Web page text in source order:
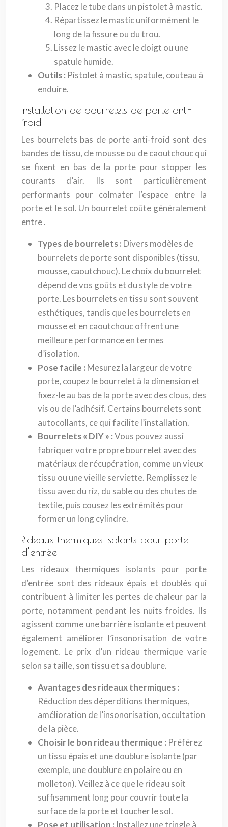
Placez le tube dans un pistolet à mastic.
Répartissez le mastic uniformément le
long de la fissure ou du trou.
Lissez le mastic avec le doigt ou une
spatule humide.
Outils : Pistolet à mastic, spatule, couteau à
enduire.
Installation de bourrelets de porte anti-
froid
Les bourrelets bas de porte anti-froid sont des
bandes de tissu, de mousse ou de caoutchouc qui
se fixent en bas de la porte pour stopper les
courants d’air. Ils sont particulièrement
performants pour colmater l’espace entre la
porte et le sol. Un bourrelet coûte généralement
entre .
Types de bourrelets : Divers modèles de
bourrelets de porte sont disponibles (tissu,
mousse, caoutchouc). Le choix du bourrelet
dépend de vos goûts et du style de votre
porte. Les bourrelets en tissu sont souvent
esthétiques, tandis que les bourrelets en
mousse et en caoutchouc offrent une
meilleure performance en termes
d’isolation.
Pose facile : Mesurez la largeur de votre
porte, coupez le bourrelet à la dimension et
fixez-le au bas de la porte avec des clous, des
vis ou de l’adhésif. Certains bourrelets sont
autocollants, ce qui facilite l’installation.
Bourrelets « DIY » :Vous pouvez aussi
fabriquer votre propre bourrelet avec des
matériaux de récupération, comme un vieux
tissu ou une vieille serviette. Remplissez le
tissu avec du riz, du sable ou des chutes de
textile, puis cousez les extrémités pour
former un long cylindre.
Rideaux thermiques isolants pour porte
d’entrée
Les rideaux thermiques isolants pour porte
d’entrée sont des rideaux épais et doublés qui
contribuent à limiter les pertes de chaleur par la
porte, notamment pendant les nuits froides. Ils
agissent comme une barrière isolante et peuvent
également améliorer l’insonorisation de votre
logement. Le prix d’un rideau thermique varie
selon sa taille, son tissu et sa doublure.
Avantages des rideaux thermiques :
Réduction des déperditions thermiques,
amélioration de l’insonorisation, occultation
de la pièce.
Choisir le bon rideau thermique : Préférez
un tissu épais et une doublure isolante (par
exemple, une doublure en polaire ou en
molleton). Veillez à ce que le rideau soit
suffisamment long pour couvrir toute la
surface de la porte et toucher le sol.
Pose et utilisation : Installez une tringle à